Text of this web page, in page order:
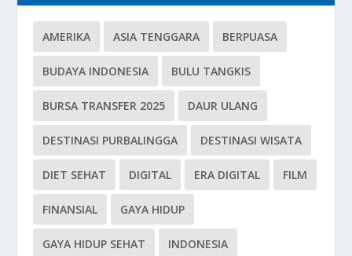
AMERIKA ASIA TENGGARA BERPUASA
BUDAYA INDONESIA BULU TANGKIS
BURSA TRANSFER 2025 DAUR ULANG
DESTINASI PURBALINGGA DESTINASI WISATA
DIET SEHAT DIGITAL ERA DIGITAL FILM
FINANSIAL GAYA HIDUP
GAYA HIDUP SEHAT INDONESIA